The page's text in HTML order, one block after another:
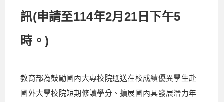
訊(申請至114年2月21日下午5
時。)
教育部為鼓勵國內大專校院選送在校成績優異學生赴
國外大學校院短期修讀學分、擴展國內具發展潛力年